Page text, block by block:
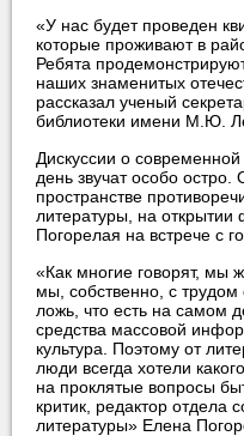
«У нас будет проведен
которые проживают в
Ребята
наших знаменитых
рассказал ученый
библиотеки имени М.Ю.
Дискуссии о
день звучат особо остро.
пространстве
литературы, на открытии
Погорелая на встрече с
«Как многие говорят, мы
мы, собственно, с трудом
ложь, что есть на самом
средства массовой
культура. Поэтому от
люди всегда хотели
на проклятые вопросы
критик, редактор отдела
литературы» Елена